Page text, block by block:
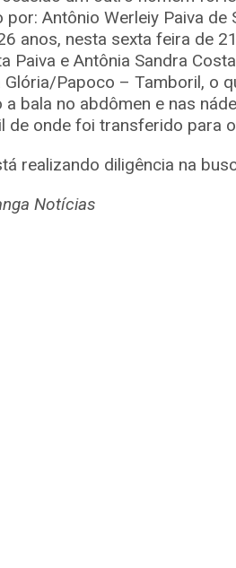
por: Antônio Werleiy Paiva
anos, nesta sexta feira de
Paiva e Antônia Sandra
Glória/Papoco – Tamboril, o
a bala no abdômen e nas
de onde foi transferido para
realizando diligência na
Notícias